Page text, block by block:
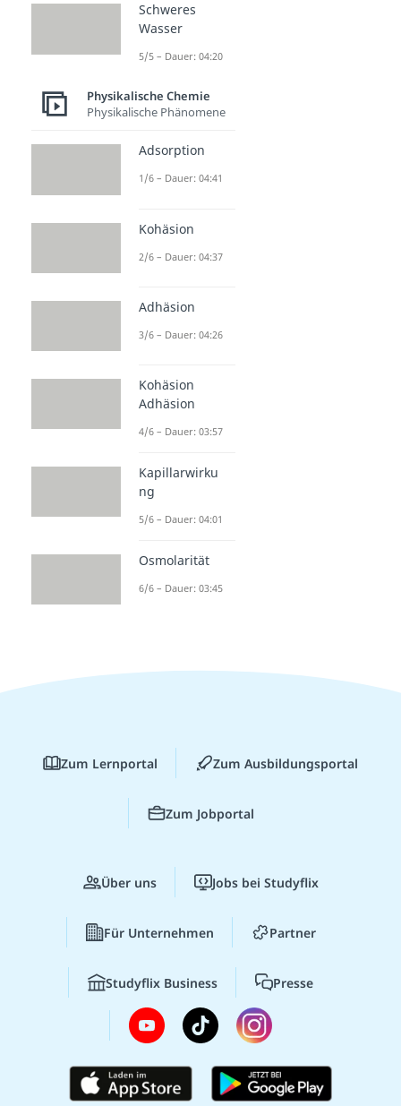
Schweres
Wasser
5/5 – Dauer: 04:20
Physikalische Chemie
Physikalische Phänomene
Adsorption
1/6 – Dauer: 04:41
Kohäsion
2/6 – Dauer: 04:37
Adhäsion
3/6 – Dauer: 04:26
Kohäsion
Adhäsion
4/6 – Dauer: 03:57
Kapillarwirku
ng
5/6 – Dauer: 04:01
Osmolarität
6/6 – Dauer: 03:45
Zum Lernportal Zum Ausbildungsportal
Zum Jobportal
Über uns Jobs bei Studyflix
Für Unternehmen Partner
Studyflix Business Presse